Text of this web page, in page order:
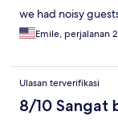
we had noisy
Emile, perjalanan
Ulasan terverifikasi
8/10 Sangat